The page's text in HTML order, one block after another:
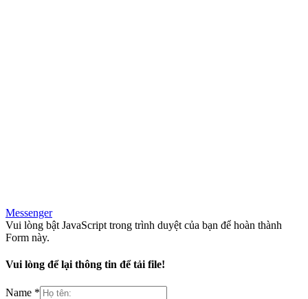
Messenger
Vui lòng bật JavaScript trong trình duyệt của bạn để hoàn thành
Form này.
Vui lòng để lại thông tin để tải file!
Name *